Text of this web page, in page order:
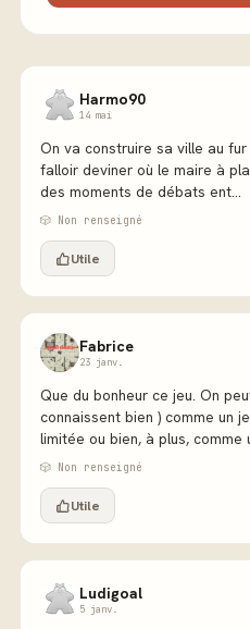
Harmo90
14 mai
On va construire sa ville au
falloir deviner où le maire à
des moments de débats ent...
🎲 Non renseigné
Utile
Fabrice
23 janv.
Que du bonheur ce jeu. On
connaissent bien ) comme un
limitée ou bien, à plus, comme
🎲 Non renseigné
Utile
Ludigoal
5 janv.